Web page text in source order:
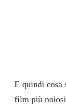
E quindi cosa
film più